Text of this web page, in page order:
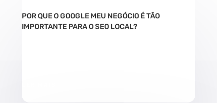
POR QUE O GOOGLE MEU NEGÓCIO É TÃO
IMPORTANTE PARA O SEO LOCAL?